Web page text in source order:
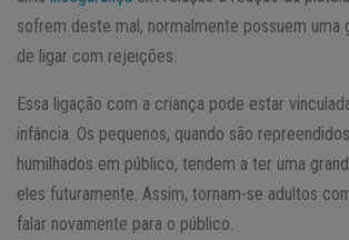
sofrem deste mal, normalmente possuem uma
de ligar com rejeições.
Essa ligação com a criança pode estar
infância. Os pequenos, quando são
humilhados em público, tendem a ter uma
eles futuramente. Assim, tornam-se adultos
falar novamente para o público.